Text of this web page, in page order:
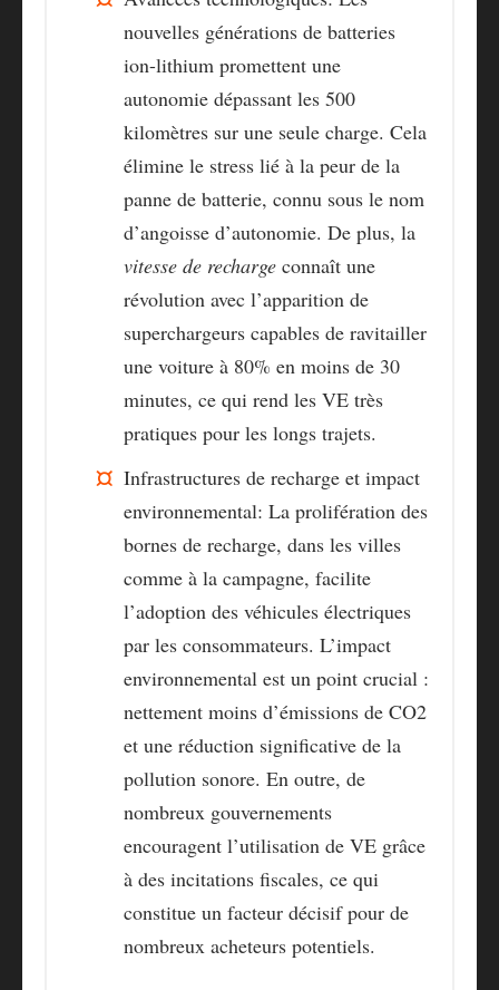
nouvelles générations de batteries
ion-lithium promettent une
autonomie dépassant les 500
kilomètres sur une seule charge. Cela
élimine le stress lié à la peur de la
panne de batterie, connu sous le nom
d’angoisse d’autonomie. De plus, la
vitesse de recharge connaît une
révolution avec l’apparition de
superchargeurs capables de ravitailler
une voiture à 80% en moins de 30
minutes, ce qui rend les VE très
pratiques pour les longs trajets.
Infrastructures de recharge et impact
environnemental: La prolifération des
bornes de recharge, dans les villes
comme à la campagne, facilite
l’adoption des véhicules électriques
par les consommateurs. L’impact
environnemental est un point crucial :
nettement moins d’émissions de CO2
et une réduction significative de la
pollution sonore. En outre, de
nombreux gouvernements
encouragent l’utilisation de VE grâce
à des incitations fiscales, ce qui
constitue un facteur décisif pour de
nombreux acheteurs potentiels.